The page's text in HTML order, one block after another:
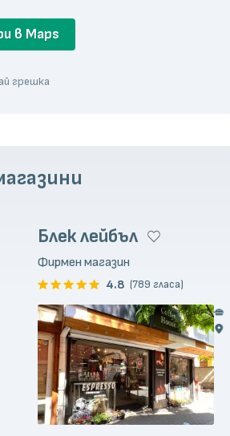
в Maps
грешка
Блек лейбъл
Фирмен магазин
4.8 (789 гласа)